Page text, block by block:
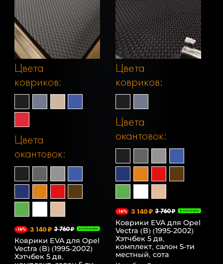
Цвета
ковриков:
Цвета
окантовок:
-16% 3 140 ₽ 3 760 ₽ В НАЛИЧИИ
Коврики EVA для Opel
Vectra (B) (1995-2002)
Хэтчбек 5 дв,
Цвета
ковриков:
Цвета
окантовок:
-16% 3 140 ₽ 3 760 ₽ В НАЛИЧИИ
Коврики EVA для Opel
Vectra (B) (1995-2002)
Хэтчбек 5 дв,
комплект, салон 5-ти
местный, сота